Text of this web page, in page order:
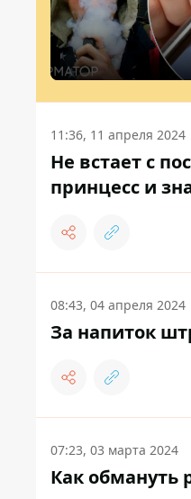
11:36, 11 апреля 2024
Не встает с
принцесс и
08:43, 04 апреля 2024
За напиток
07:23, 03 марта 2024
Как обмануть